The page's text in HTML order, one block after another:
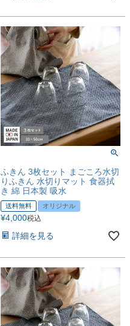
ふきん 3枚セット まごころ水切
りふきん 水切りマット 食器拭
き 綿 日本製 吸水
送料無料 オリジナル
¥4,000税込
詳細を見る